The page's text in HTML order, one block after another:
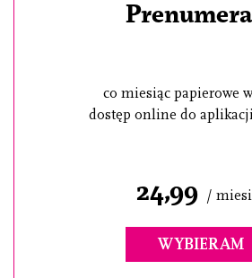
co miesiąc papierowe
dostęp online do
24,99 /
WYBIERAM